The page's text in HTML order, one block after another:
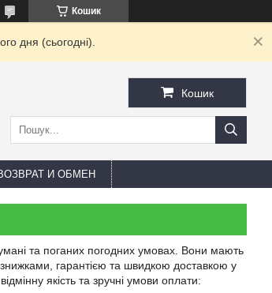
Кошик
дня (сьогодні).
Кошик
И ОБМЕН
та поганих погодних умовах. Вони мають
гарантією та швидкою доставкою у
якість та зручні умови оплати: